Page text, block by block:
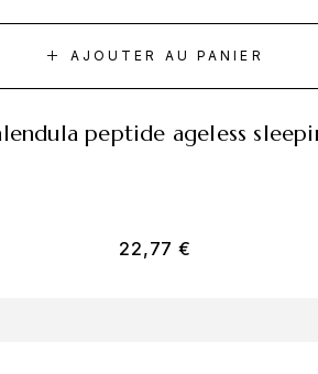
AJOUTER AU PANIER
peptide ageless
22,77€